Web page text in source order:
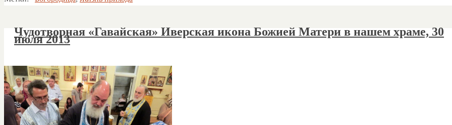
Чудотворная «Гавайская» Иверская икона Божией Матери в нашем храме, 30
июля 2013